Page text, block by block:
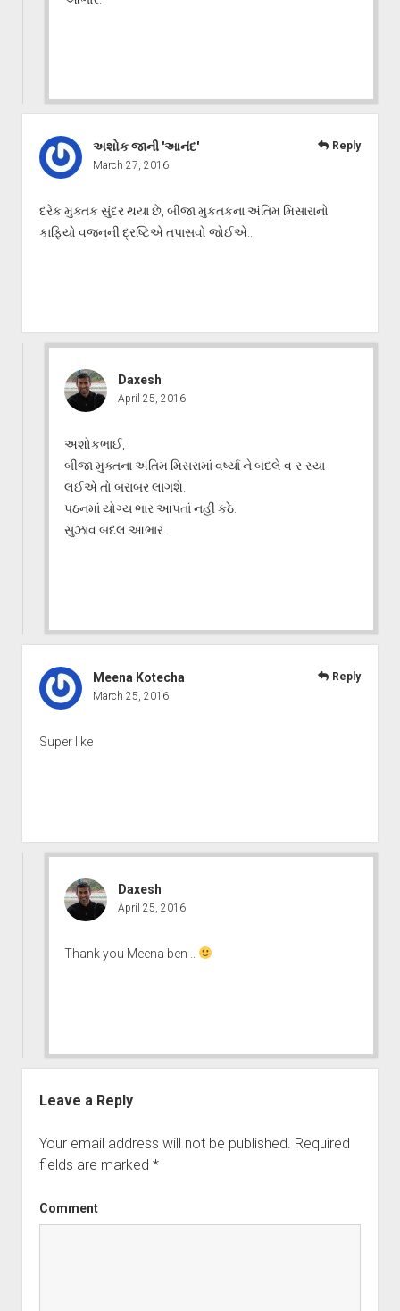
અશોક જાની 'આનંદ'
March 27, 2016
દરેક મુક્તક સુંદર થયા છે, બીજા મુકતકના અંતિમ મિસારાનો
કાફિયો વજનની દ્રષ્ટિએ તપાસવો જોઈએ..
Reply
Daxesh
April 25, 2016
અશોકભાઈ,
બીજા મુક્તના અંતિમ મિસરામાં વર્ષ્યા ને બદલે વ-ર-સ્યા
લઈએ તો બરાબર લાગશે.
પઠનમાં યોગ્ય ભાર આપતાં નહીં કઠે.
સુઝાવ બદલ આભાર.
Meena Kotecha
March 25, 2016
Super like
Reply
Daxesh
April 25, 2016
Thank you Meena ben ..
Leave a Reply
Your email address will not be published. Required
fields are marked *
Comment